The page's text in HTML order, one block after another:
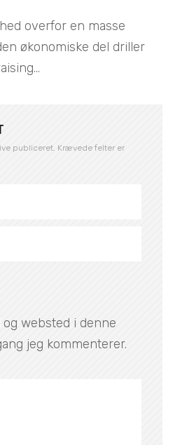
overfor en masse
økonomiske del driller
publiceret. Krævede felter er
websted i denne
jeg kommenterer.